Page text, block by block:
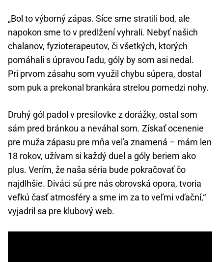
„Bol to výborný zápas. Síce sme stratili bod, ale
napokon sme to v predlžení vyhrali. Nebyť našich
chalanov, fyzioterapeutov, či všetkých, ktorých
pomáhali s úpravou ľadu, góly by som asi nedal.
Pri prvom zásahu som využil chybu súpera, dostal
som puk a prekonal brankára strelou pomedzi nohy.
Druhý gól padol v presilovke z dorážky, ostal som
sám pred bránkou a neváhal som. Získať ocenenie
pre muža zápasu pre mňa veľa znamená – mám len
18 rokov, užívam si každý duel a góly beriem ako
plus. Verím, že naša séria bude pokračovať čo
najdlhšie. Diváci sú pre nás obrovská opora, tvoria
veľkú časť atmosféry a sme im za to veľmi vďační,“
vyjadril sa pre klubový web.